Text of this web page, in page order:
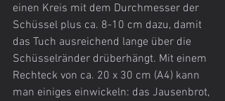
einen Kreis mit dem Durchmesser der
Schüssel plus ca. 8-10 cm dazu, damit
das Tuch ausreichend lange über die
Schüsselränder drüberhängt. Mit einem
Rechteck von ca. 20 x 30 cm (A4) kann
man einiges einwickeln: das Jausenbrot,